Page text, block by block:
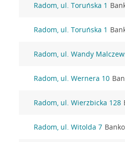
Radom, ul. Toruńska 1
Radom, ul. Toruńska 1
Radom, ul. Wandy
Radom, ul. Wernera 10
Radom, ul. Wierzbicka 128
Radom, ul. Witolda 7